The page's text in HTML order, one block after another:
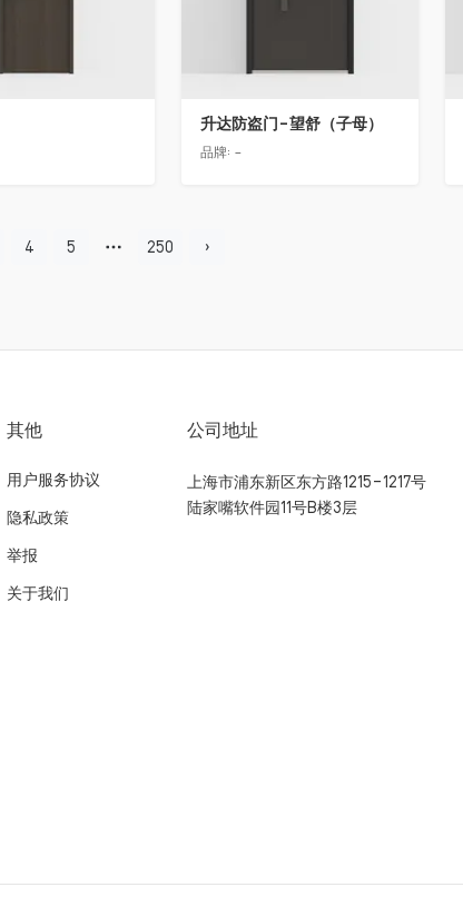
升达防盗门-望舒（子母）
品牌: -
4 5 250
其他
用户服务协议
隐私政策
举报
关于我们
公司地址
上海市浦东新区东方路1215-1217号
陆家嘴软件园11号B楼3层